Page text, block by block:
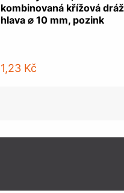
kombinovaná křížová
hlava ⌀ 10 mm, pozink
1,23 Kč